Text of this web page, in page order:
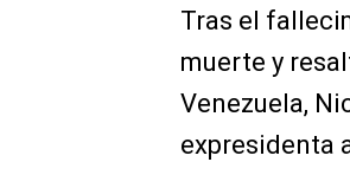
Tras el
muerte y
Venezuela,
expresidenta